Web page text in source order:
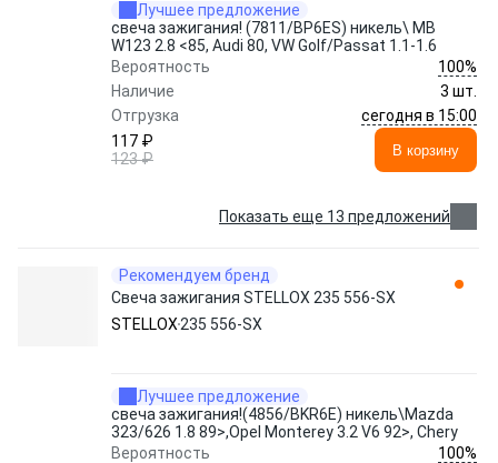
Лучшее предложение
свеча зажигания! (7811/BP6ES) никель\ MB
W123 2.8 <85, Audi 80, VW Golf/Passat 1.1-1.6
Вероятность
100%
Наличие
3 шт.
Отгрузка
сегодня в 15:00
117 ₽
123 ₽
В корзину
Показать еще 13 предложений
Рекомендуем бренд
Свеча зажигания STELLOX 235 556-SX
STELLOX 235 556-SX
Лучшее предложение
свеча зажигания!(4856/BKR6E) никель\Mazda
323/626 1.8 89>,Opel Monterey 3.2 V6 92>, Chery
Вероятность
100%